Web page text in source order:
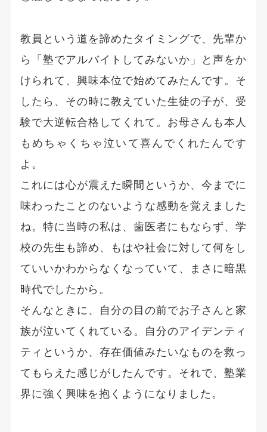
教員という道を諦めたタイミングで、先輩か
ら「塾でアルバイトしてみないか」と声をか
けられて、興味本位で始めてみたんです。そ
したら、その時に教えていた生徒の子が、受
験で大逆転合格してくれて。お母さんも本人
もめちゃくちゃ泣いて喜んでくれたんです
よ。
これには心が震えた瞬間というか、今までに
味わったことのないような感動を覚えました
ね。特に当時の私は、歯医者にもならず、学
校の先生も諦め、もはや社会に対して何をし
ていいかわからなくなっていて、まさに暗黒
時代でしたから。
そんなときに、自分の目の前でお子さんと家
族が泣いてくれている。自分のアイデンティ
ティというか、存在価値みたいなものを救っ
てもらえた感じがしたんです。それで、塾業
界に強く興味を抱くようになりました。